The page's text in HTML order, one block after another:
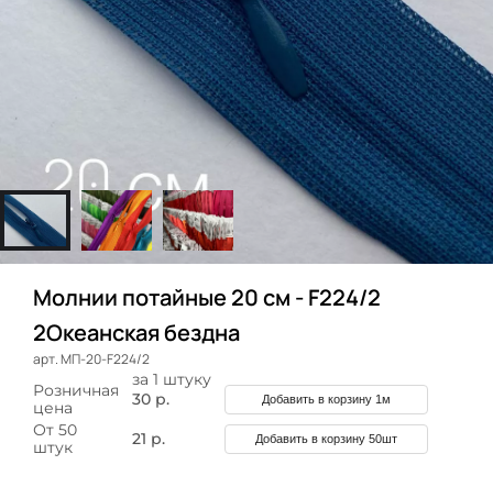
Молнии потайные 20 см - F224/2
2Океанская бездна
арт. МП-20-F224/2
за 1 штуку
Розничная
цена
30 р. Добавить в корзину 1м
От 50
штук
21 р. Добавить в корзину 50шт